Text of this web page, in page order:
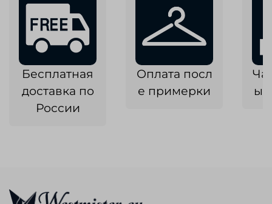
Бесплатная
доставка по
России
Оплата посл
е примерки